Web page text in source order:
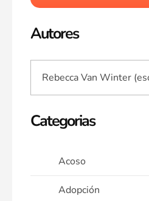
Autores
Categorias
Acoso
Adopción